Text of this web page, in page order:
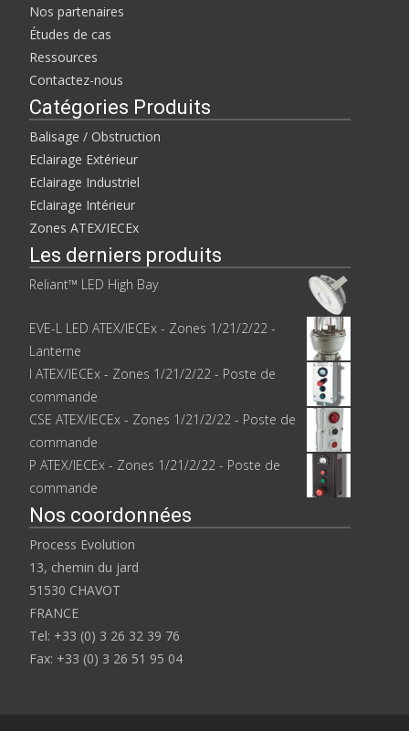
Nos partenaires
Études de cas
Ressources
Contactez-nous
Catégories Produits
Balisage / Obstruction
Eclairage Extérieur
Eclairage Industriel
Eclairage Intérieur
Zones ATEX/IECEx
Les derniers produits
Reliant™ LED High Bay
EVE-L LED ATEX/IECEx - Zones 1/21/2/22 -
Lanterne
I ATEX/IECEx - Zones 1/21/2/22 - Poste de
commande
CSE ATEX/IECEx - Zones 1/21/2/22 - Poste de
commande
P ATEX/IECEx - Zones 1/21/2/22 - Poste de
commande
Nos coordonnées
Process Evolution
13, chemin du jard
51530 CHAVOT
FRANCE
Tel: +33 (0) 3 26 32 39 76
Fax: +33 (0) 3 26 51 95 04